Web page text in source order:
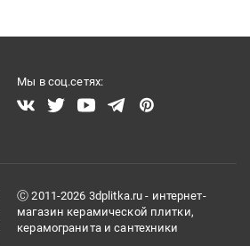
Мы в соц.сетях:
Ⓒ 2011-2026 3dplitka.ru - интернет-
магазин керамической плитки,
керамогранита и сантехники